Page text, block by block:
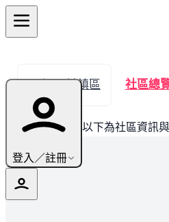
登入／註冊
← 返回前鎮區 社區總
此建案已完銷，以下為社區資訊